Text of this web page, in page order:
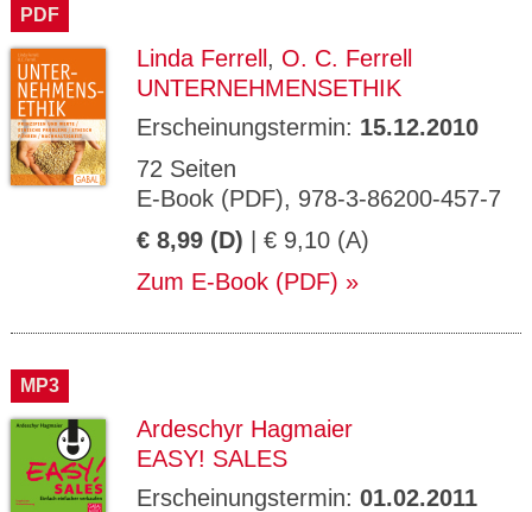
PDF
Linda Ferrell , O. C. Ferrell
UNTERNEHMENSETHIK
Erscheinungstermin: 15.12.2010
72 Seiten
E-Book (PDF), 978-3-86200-457-7
€ 8,99 (D) | € 9,10 (A)
Zum E-Book (PDF)
MP3
Ardeschyr Hagmaier
EASY! SALES
Erscheinungstermin: 01.02.2011